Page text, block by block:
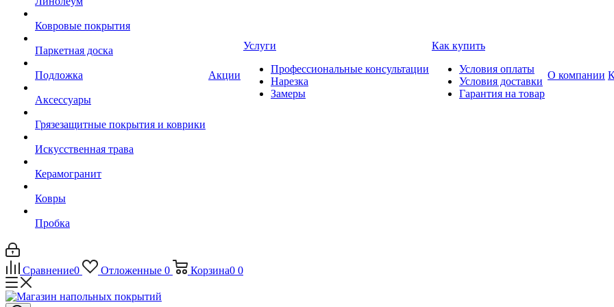
Ковровые покрытия
Паркетная доска
Подложка
Аксессуары
Грязезащитные покрытия и коврики
Искусственная трава
Керамогранит
Ковры
Пробка
Акции
Услуги
Профессиональные консультации
Нарезка
Замеры
Как купить
Условия оплаты
Условия доставки
Гарантия на товар
О компании
Сравнение0 Отложенные 0 Корзина0 0